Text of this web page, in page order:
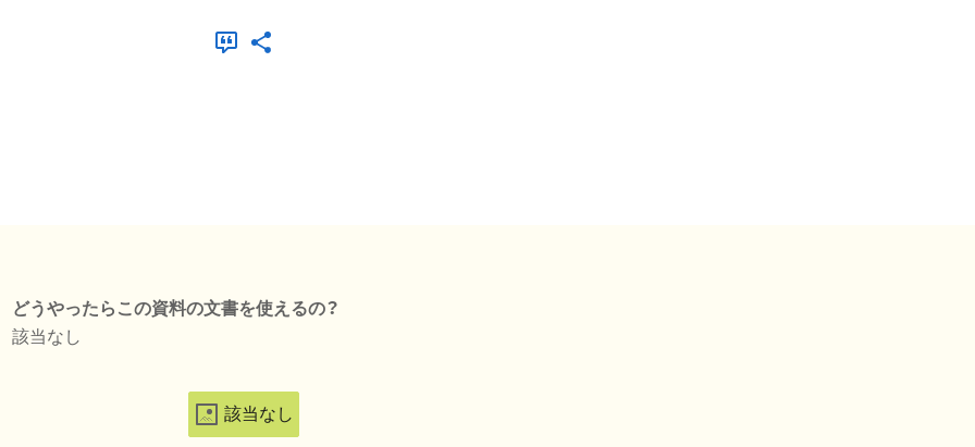
どうやったらこの資料の文書を使えるの？
該当なし
該当なし